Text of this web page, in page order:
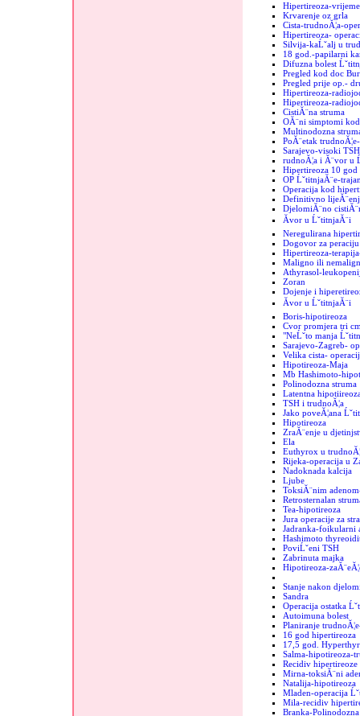
Hipertireoza-
Krvarenje oz grla
Cista-trudnoĂ¦a-
Hipertireoza-
Silvija-kaĹˇalj u
18 god.-papilarni
Difuzna bolest
Pregled kod doc
Pregled prije op.-
Hipertireoza-
Hipertireoza-
CistiĂ¨na struma
OĂ¨ni simptomi
Multinodozna
PoĂ¨etak
Sarajevo-visoki TSH
rudnoĂ¦a i Ă¨vor u
Hipertireoza 10 god
OP ĹˇtitnjaĂ¨e-
Operacija kod
Definitivno
DjelomiĂ¨no
Ăvor u ĹˇtitnjaĂ¨i
Neregulirana
Dogovor za peraciju
Hipertireoza-
Maligno ili
Athyrasol-
Zoran
Dojenje i
Ăvor u ĹˇtitnjaĂ¨i
Boris-hipotireoza
Cvor promjera tri
"NeĹˇto manja
Sarajevo-Zagreb-
Velika cista-
Hipotireoza-Maja
Mb Hashimoto-
Polinodozna struma
Latentna
TSH i trudnoĂ¦a
Jako poveĂ¦ana
Hipotireoza
ZraĂ¨enje u
Ela
Euthyrox u
Rijeka-operacija u
Nadoknada kalcija
Ljube
ToksiĂ¨nim
Retrosternalan
Tea-hipotireoza
Jura operacije za
Jadranka-foikularni
Hashimoto
PoviĹˇeni TSH
Zabrinuta majka
Hipotireoza-
Stanje nakon
Sandra
Operacija ostatka
Autoimuna bolest
Planiranje
16 god hipertireoza
17,5 god.
Salma-hipotireoza-
Recidiv hipertireoze
Mirna-toksiĂ¨ni
Natalija-hipotireoza
Mladen-operacija
Mila-recidiv
Branka-